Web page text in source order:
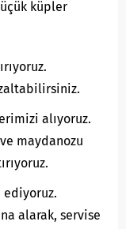
küpler
alıyoruz.
maydanozu
ediyoruz.
alarak, servise